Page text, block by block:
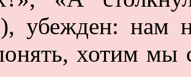
убежден: нам
хотим мы